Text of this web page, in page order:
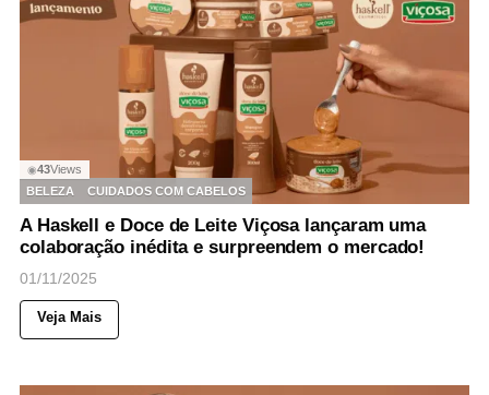
◉43Views
BELEZA
CUIDADOS COM CABELOS
A Haskell e Doce de Leite Viçosa lançaram uma
colaboração inédita e surpreendem o mercado!
01/11/2025
Veja Mais